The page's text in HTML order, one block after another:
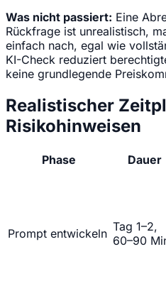
Was nicht passiert: Eine
Rückfrage ist unrealistisch,
einfach nach, egal wie
KI-Check reduziert
keine grundlegende
Realistischer
Risikohinweisen
Phase Dauer
Prompt entwickeln Tag 1–2,
60–90